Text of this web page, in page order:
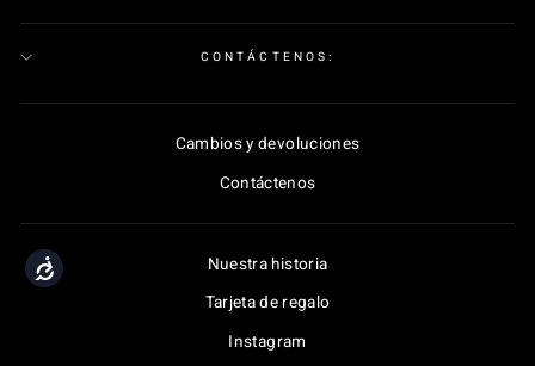
Accessibility
CORREO
CONTÁCTENOS:
Cambios y devoluciones
Contáctenos
Nuestra historia
Tarjeta de regalo
Instagram